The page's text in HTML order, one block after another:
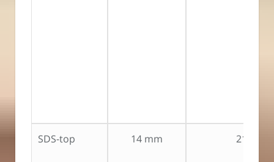
SDS-top 14 mm 212